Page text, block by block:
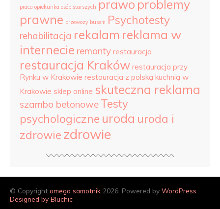
praca opiekunka osób starszych prawo problemy
prawne przewozy busem Psychotesty
rehabilitacja rekalam reklama w
internecie remonty restauracja
restauracja Kraków restauracja przy
Rynku w Krakowie restauracja z polską kuchnią w
Krakowie sklep online skuteczna reklama
szambo betonowe Testy
psychologiczne uroda uroda i
zdrowie zdrowie
© Copyright omega samotnik 2026. Powered by WordPress
Designed by Bluchic